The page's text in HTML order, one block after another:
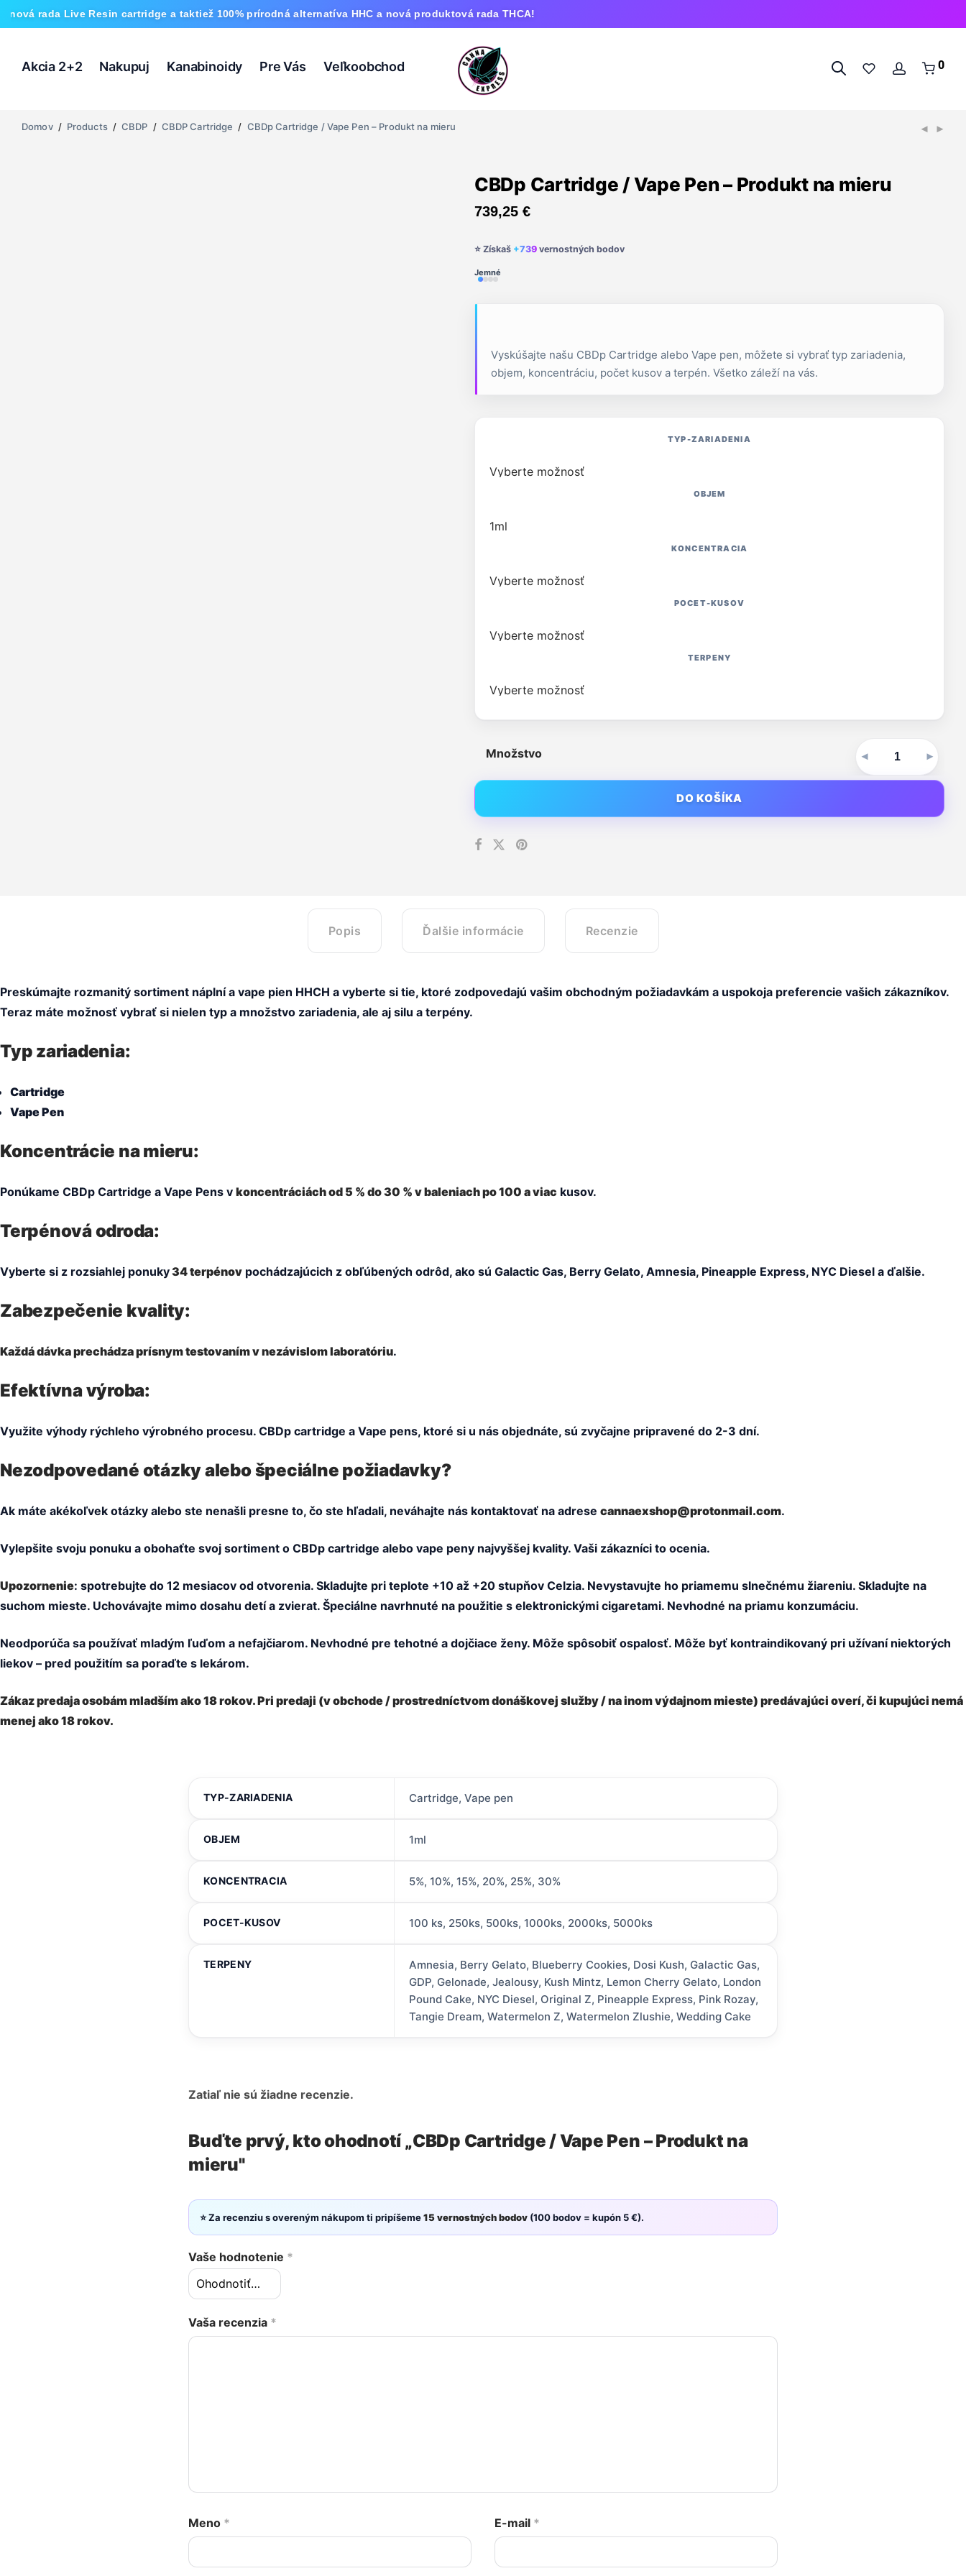
Resin cartridge a taktiež 100% prírodná alternatíva HHC a nová produktová rada THCA!
Akcia 2+2 Nakupuj Kanabinoidy Pre Vás Veľkoobchod 0
Domov / Products / CBDP / CBDP Cartridge / CBDp Cartridge / Vape Pen – Produkt na mieru
CBDp Cartridge / Vape Pen – Produkt na mieru
739,25 €
⭐ Získaš +739 vernostných bodov
Jemné
Vyskúšajte našu CBDp Cartridge alebo Vape pen, môžete si vybrať typ zariadenia,
objem, koncentráciu, počet kusov a terpén. Všetko záleží na vás.
TYP-ZARIADENIA
OBJEM
KONCENTRACIA
POCET-KUSOV
TERPENY
Množstvo
DO KOŠÍKA
Popis Ďalšie informácie Recenzie
Preskúmajte rozmanitý sortiment náplní a vape pien HHCH a vyberte si tie, ktoré zodpovedajú vašim obchodným požiadavkám a uspokoja preferencie vašich zákazníkov.
Teraz máte možnosť vybrať si nielen typ a množstvo zariadenia, ale aj silu a terpény.
Typ zariadenia:
Cartridge
Vape Pen
Koncentrácie na mieru:
Ponúkame CBDp Cartridge a Vape Pens v koncentráciách od 5 % do 30 % v baleniach po 100 a viac kusov.
Terpénová odroda:
Vyberte si z rozsiahlej ponuky34 terpénov pochádzajúcich z obľúbených odrôd, ako sú Galactic Gas, Berry Gelato, Amnesia, Pineapple Express, NYC Diesel a ďalšie.
Zabezpečenie kvality:
Každá dávka prechádza prísnym testovaním v nezávislom laboratóriu.
Efektívna výroba:
Využite výhody rýchleho výrobného procesu. CBDp cartridge a Vape pens, ktoré si u nás objednáte, sú zvyčajne pripravené do 2-3 dní.
Nezodpovedané otázky alebo špeciálne požiadavky?
Ak máte akékoľvek otázky alebo ste nenašli presne to, čo ste hľadali, neváhajte nás kontaktovať na adrese cannaexshop@protonmail.com.
Vylepšite svoju ponuku a obohaťte svoj sortiment o CBDp cartridge alebo vape peny najvyššej kvality. Vaši zákazníci to ocenia.
Upozornenie: spotrebujte do 12 mesiacov od otvorenia. Skladujte pri teplote +10 až +20 stupňov Celzia. Nevystavujte ho priamemu slnečnému žiareniu. Skladujte na
suchom mieste. Uchovávajte mimo dosahu detí a zvierat. Špeciálne navrhnuté na použitie s elektronickými cigaretami. Nevhodné na priamu konzumáciu.
Neodporúča sa používať mladým ľuďom a nefajčiarom. Nevhodné pre tehotné a dojčiace ženy. Môže spôsobiť ospalosť. Môže byť kontraindikovaný pri užívaní niektorých
liekov – pred použitím sa poraďte s lekárom.
Zákaz predaja osobám mladším ako 18 rokov. Pri predaji (v obchode / prostredníctvom donáškovej služby / na inom výdajnom mieste) predávajúci overí, či kupujúci nemá
menej ako 18 rokov.
TYP-ZARIADENIA Cartridge, Vape pen
OBJEM 1ml
KONCENTRACIA 5%, 10%, 15%, 20%, 25%, 30%
POCET-KUSOV 100 ks, 250ks, 500ks, 1000ks, 2000ks, 5000ks
TERPENY
Amnesia, Berry Gelato, Blueberry Cookies, Dosi Kush, Galactic Gas,
GDP, Gelonade, Jealousy, Kush Mintz, Lemon Cherry Gelato, London
Pound Cake, NYC Diesel, Original Z, Pineapple Express, Pink Rozay,
Tangie Dream, Watermelon Z, Watermelon Zlushie, Wedding Cake
Zatiaľ nie sú žiadne recenzie.
Buďte prvý, kto ohodnotí „CBDp Cartridge / Vape Pen – Produkt na
mieru"
⭐ Za recenziu s overeným nákupom ti pripíšeme15 vernostných bodov (100 bodov = kupón 5 €).
Vaše hodnotenie *
Vaša recenzia *
Meno * E-mail *